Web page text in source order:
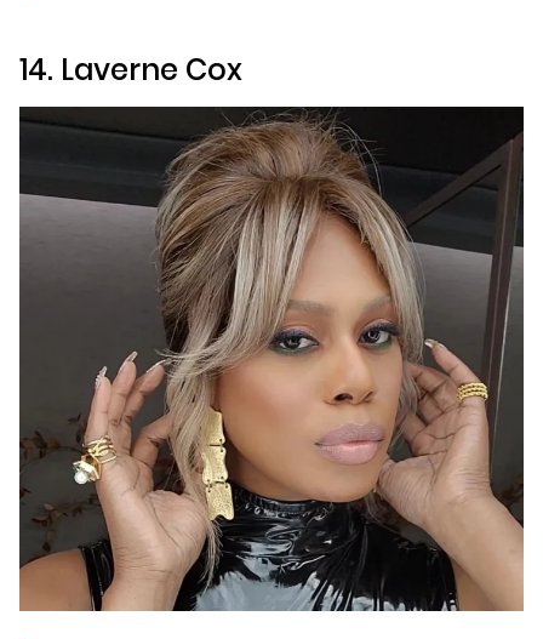
14. Laverne Cox